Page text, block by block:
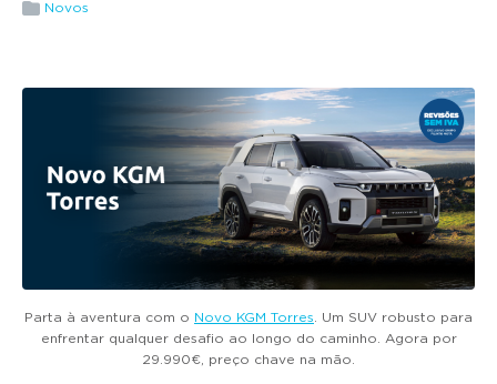
g
i
Novos
Parta à aventura com o Novo KGM Torres . Um SUV robusto para
enfrentar qualquer desafio ao longo do caminho. Agora por
29.990€, preço chave na mão.